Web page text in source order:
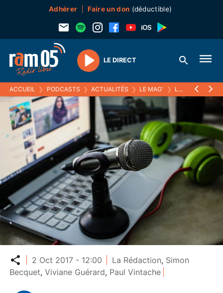
Adhérer Faire un don (déductible)
Play
LE DIRECT
ACCUEIL ❯ PODCASTS ❯ ACTUALITÉS ❯ LE MAG' ❯ LES DIPLO-DOCUS DE L'ASSO KHEPER
Partager
2 Oct 2017 - 12:00 La Rédaction, Simon
Becquet,Viviane Guérard, Paul Vintache